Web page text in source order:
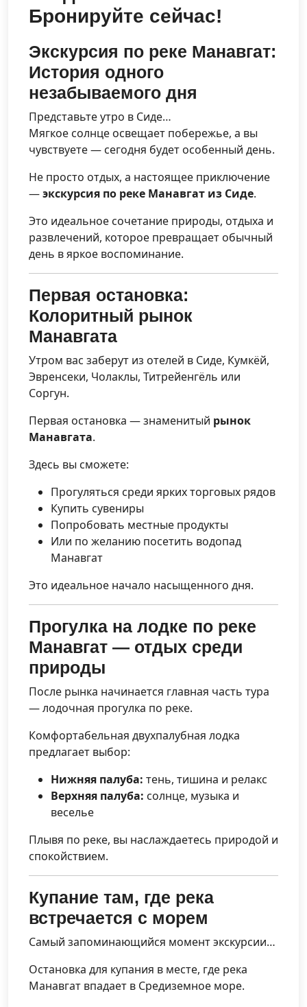
Бронируйте сейчас!
Экскурсия по реке Манавгат:
История одного
незабываемого дня
Представьте утро в Сиде…
Мягкое солнце освещает побережье, а вы
чувствуете — сегодня будет особенный день.
Не просто отдых, а настоящее приключение
—экскурсия по реке Манавгат из Сиде.
Это идеальное сочетание природы, отдыха и
развлечений, которое превращает обычный
день в яркое воспоминание.
Первая остановка:
Колоритный рынок
Манавгата
Утром вас заберут из отелей в Сиде, Кумкёй,
Эвренсеки, Чолаклы, Титрейенгёль или
Соргун.
Первая остановка — знаменитый рынок
Манавгата.
Здесь вы сможете:
Прогуляться среди ярких торговых рядов
Купить сувениры
Попробовать местные продукты
Или по желанию посетить водопад
Манавгат
Это идеальное начало насыщенного дня.
Прогулка на лодке по реке
Манавгат — отдых среди
природы
После рынка начинается главная часть тура
— лодочная прогулка по реке.
Комфортабельная двухпалубная лодка
предлагает выбор:
Нижняя палуба: тень, тишина и релакс
Верхняя палуба: солнце, музыка и
веселье
Плывя по реке, вы наслаждаетесь природой и
спокойствием.
Купание там, где река
встречается с морем
Самый запоминающийся момент экскурсии…
Остановка для купания в месте, где река
Манавгат впадает в Средиземное море.